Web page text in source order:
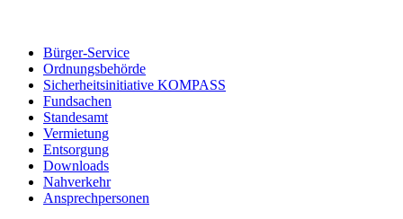
Bürger-Service
Ordnungsbehörde
Sicherheitsinitiative KOMPASS
Fundsachen
Standesamt
Vermietung
Entsorgung
Downloads
Nahverkehr
Ansprechpersonen